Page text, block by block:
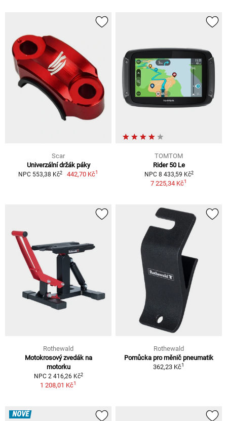
Scar
Univerzální držák páky
NPC 553,38 Kč2 442,70 Kč1
TOMTOM
Rider 50 Le
NPC 8 433,59 Kč2
7 225,34 Kč1
Rothewald
Motokrosový zvedák na
motorku
NPC 2 416,26 Kč2
1 208,01 Kč1
Rothewald
Pomůcka pro měnič pneumatik
362,23 Kč1
NOVÉ